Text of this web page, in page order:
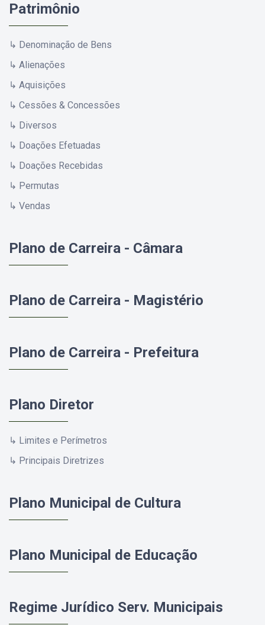
Patrimônio
↳ Denominação de Bens
↳ Alienações
↳ Aquisições
↳ Cessões & Concessões
↳ Diversos
↳ Doações Efetuadas
↳ Doações Recebidas
↳ Permutas
↳ Vendas
Plano de Carreira - Câmara
Plano de Carreira - Magistério
Plano de Carreira - Prefeitura
Plano Diretor
↳ Limites e Perímetros
↳ Principais Diretrizes
Plano Municipal de Cultura
Plano Municipal de Educação
Regime Jurídico Serv. Municipais